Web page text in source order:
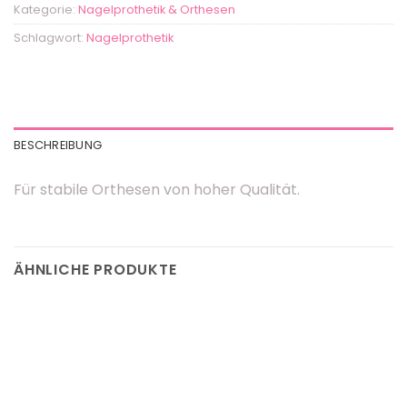
Kategorie: Nagelprothetik & Orthesen
Schlagwort: Nagelprothetik
BESCHREIBUNG
Für stabile Orthesen von hoher Qualität.
ÄHNLICHE PRODUKTE